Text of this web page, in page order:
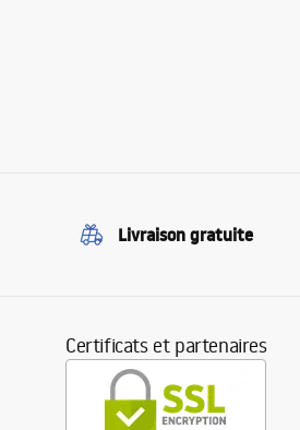
Livraison gratuite
Certificats et partenaires